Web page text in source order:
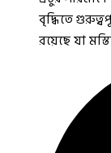
বৃদ্ধিতে
রয়েছে যা